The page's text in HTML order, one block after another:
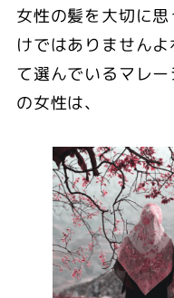
女性の髪を大切に
けではありません
て選んでいるマレ
の女性は、